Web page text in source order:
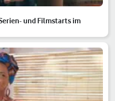
und Filmstarts im